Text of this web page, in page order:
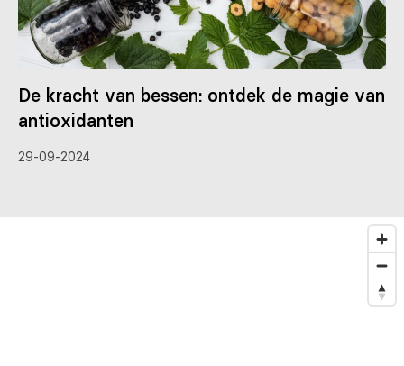
De kracht van bessen: ontdek de magie van
antioxidanten
29-09-2024